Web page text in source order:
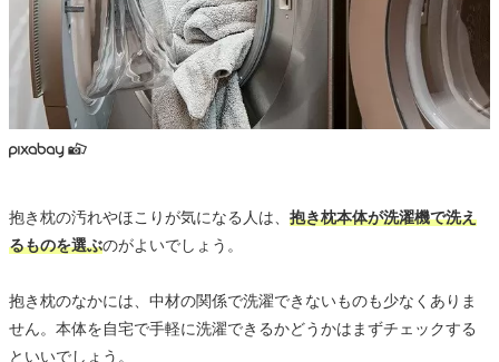
抱き枕の汚れやほこりが気になる人は、 抱き枕本体が洗濯機で洗え
るものを選ぶのがよいでしょう。
抱き枕のなかには、中材の関係で洗濯できないものも少なくありま
せん。本体を自宅で手軽に洗濯できるかどうかはまずチェックする
といいでしょう。